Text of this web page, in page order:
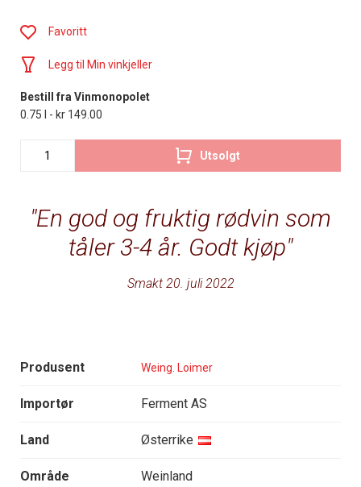
En god og fruktig rødvin som
tåler 3-4 år. Godt kjøp
Smakt 20. juli 2022
Produsent Weing. Loimer
Importør Ferment AS
Land Østerrike
Område Weinland
Favoritt
Legg til Min vinkjeller
Bestill fra Vinmonopolet
0.75 l - kr 149.00
Utsolgt